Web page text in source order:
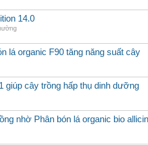
14.0
lá organic F90 tăng năng suất cây
giúp cây trồng hấp thụ dinh dưỡng
nhờ Phân bón lá organic bio allicin